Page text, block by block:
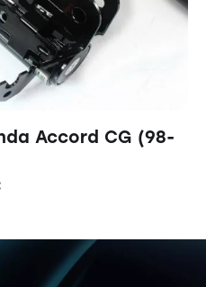
Accord CG (98-